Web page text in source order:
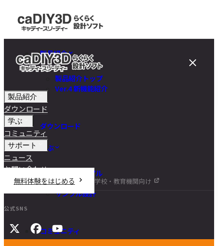
製品紹介
製品紹介トップ
Ver.4 新機能紹介
ダウンロード
学ぶ
チュートリアル
DIY講座
サンプル設計
コミュニティ
製品紹介
ダウンロード
学ぶ
コミュニティ
サポート
ニュース
お問い合わせ
無料体験をはじめる
学校・教育機関向け
公式SNS